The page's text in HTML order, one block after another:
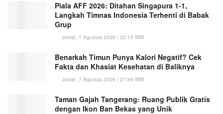
Piala AFF 2026: Ditahan Singapura 1-1,
Langkah Timnas Indonesia Terhenti di Babak
Grup
Jumat, 7 Agustus 2026 / 22:15 WIB
Benarkah Timun Punya Kalori Negatif? Cek
Fakta dan Khasiat Kesehatan di Baliknya
Jumat, 7 Agustus 2026 / 21:49 WIB
Taman Gajah Tangerang: Ruang Publik Gratis
dengan Ikon Ban Bekas yang Unik